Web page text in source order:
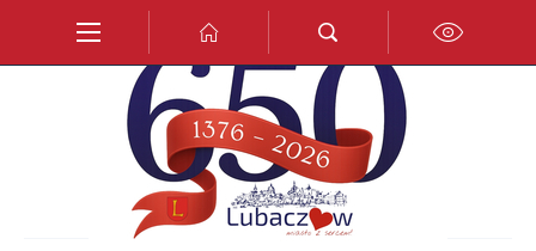
Przejdź do menu.
Przejdź do wyszukiwarki.
Przejdź do treści.
Przejdź do ustawień wielkości czcionki.
Włącz wersję kontrastową strony.